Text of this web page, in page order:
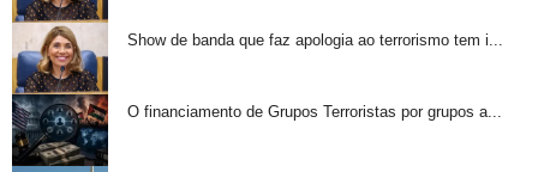
Show de banda que faz apologia ao terrorismo tem i...
O financiamento de Grupos Terroristas por grupos a...